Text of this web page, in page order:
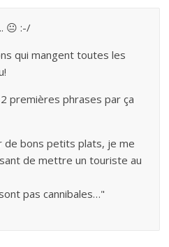
😐 :-/
qui mangent toutes les
premières phrases par ça
de bons petits plats, je me
de mettre un touriste au
pas cannibales…"